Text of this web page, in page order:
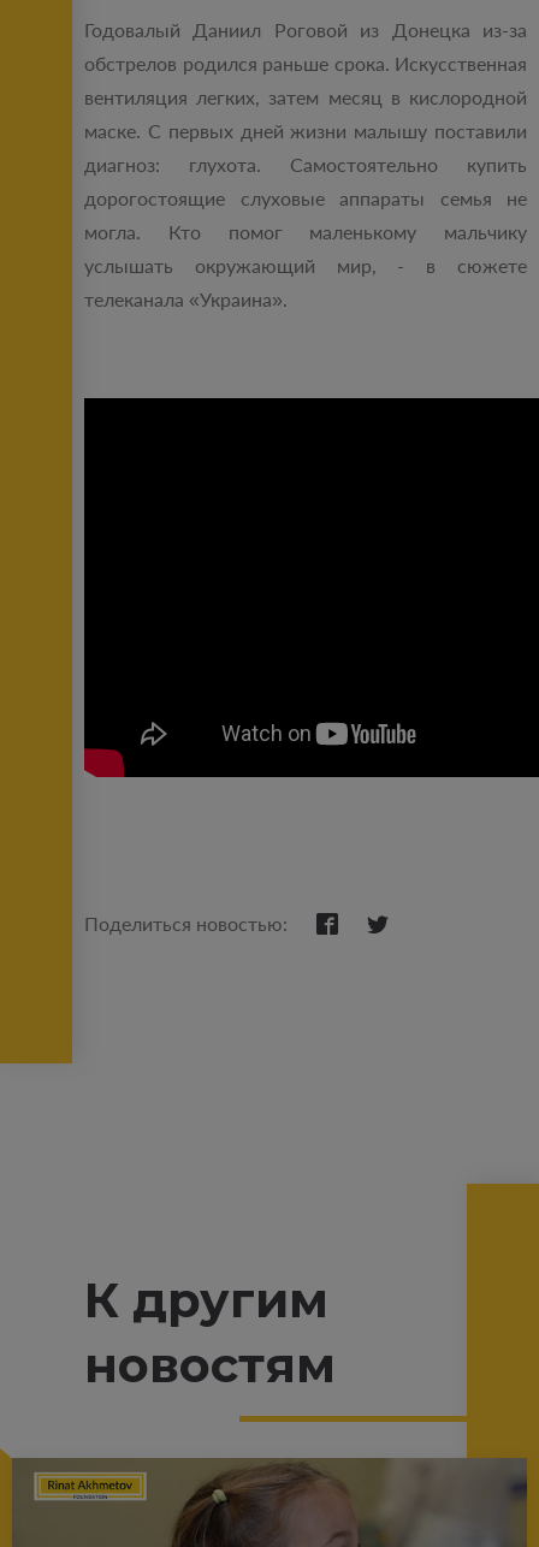
Годовалый Даниил Роговой из Донецка из-за
обстрелов родился раньше срока. Искусственная
вентиляция легких, затем месяц в кислородной
маске. С первых дней жизни малышу поставили
диагноз: глухота. Самостоятельно купить
дорогостоящие слуховые аппараты семья не
могла. Кто помог маленькому мальчику
услышать окружающий мир, - в сюжете
телеканала «Украина».
Поделиться новостью:
К другим
новостям